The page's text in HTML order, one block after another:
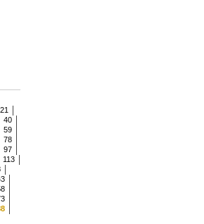
21
40
59
78
97
113